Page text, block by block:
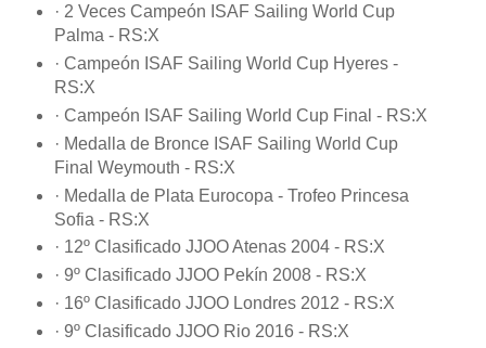
· 2 Veces Campeón ISAF Sailing World Cup
Palma - RS:X
· Campeón ISAF Sailing World Cup Hyeres -
RS:X
· Campeón ISAF Sailing World Cup Final - RS:X
· Medalla de Bronce ISAF Sailing World Cup
Final Weymouth - RS:X
· Medalla de Plata Eurocopa - Trofeo Princesa
Sofia - RS:X
· 12º Clasificado JJOO Atenas 2004 - RS:X
· 9º Clasificado JJOO Pekín 2008 - RS:X
· 16º Clasificado JJOO Londres 2012 - RS:X
· 9º Clasificado JJOO Rio 2016 - RS:X